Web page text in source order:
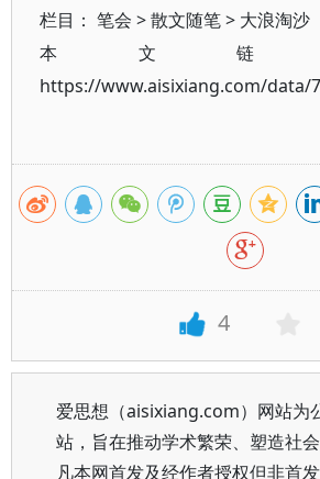
栏目： 笔会 >散文随笔> 大浪淘沙
本文链
https://www.aisixiang.com/data/
4
爱思想（aisixiang.com）网站为
站，旨在推动学术繁荣、塑造社会
凡本网首发及经作者授权但非首